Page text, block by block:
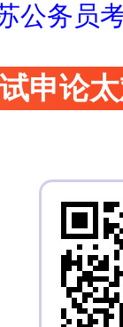
公务员
申论